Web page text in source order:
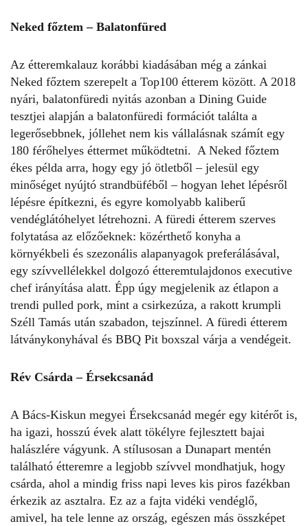
Neked főztem – Balatonfüred
Az étteremkalauz korábbi kiadásában még a zánkai
Neked főztem szerepelt a Top100 étterem között. A 2018
nyári, balatonfüredi nyitás azonban a Dining Guide
tesztjei alapján a balatonfüredi formációt találta a
legerősebbnek, jóllehet nem kis vállalásnak számít egy
180 férőhelyes éttermet működtetni. A Neked főztem
ékes példa arra, hogy egy jó ötletből – jelesül egy
minőséget nyújtó strandbüféből – hogyan lehet lépésről
lépésre építkezni, és egyre komolyabb kaliberű
vendéglátóhelyet létrehozni. A füredi étterem szerves
folytatása az előzőeknek: közérthető konyha a
környékbeli és szezonális alapanyagok preferálásával,
egy szívvel­lélekkel dolgozó étteremtulajdonos executive
chef irányítása alatt. Épp úgy megjelenik az étlapon a
trendi pulled pork, mint a csirkezúza, a rakott krumpli
Széll Tamás után szabadon, tejszínnel. A füredi étterem
látványkonyhával és BBQ Pit boxszal várja a vendégeit.
Rév Csárda – Érsekcsanád
A Bács-­Kiskun megyei Érsekcsanád megér egy kitérőt is,
ha igazi, hosszú évek alatt tökélyre fejlesztett bajai
halászlére vágyunk. A stílusosan a Duna­part mentén
található étteremre a legjobb szívvel mondhatjuk, hogy
csárda, ahol a mindig friss napi leves kis piros fazékban
érkezik az asztalra. Ez az a fajta vidéki vendéglő,
amivel, ha tele lenne az ország, egészen más összképet